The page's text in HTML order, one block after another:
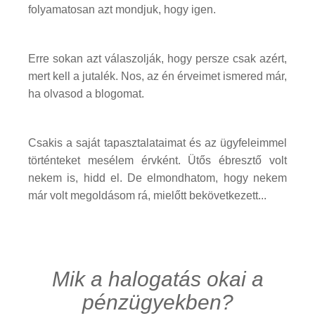
folyamatosan azt mondjuk, hogy igen.
Erre sokan azt válaszolják, hogy persze csak azért,
mert kell a jutalék. Nos, az én érveimet ismered már,
ha olvasod a blogomat.
Csakis a saját tapasztalataimat és az ügyfeleimmel
történteket mesélem érvként. Ütős ébresztő volt
nekem is, hidd el. De elmondhatom, hogy nekem
már volt megoldásom rá, mielőtt bekövetkezett...
Mik a halogatás okai a
pénzügyekben?